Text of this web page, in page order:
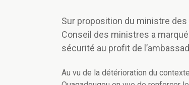
Sur proposition du ministre
Conseil des ministres a
sécurité au profit de
Au vu de la détérioration du